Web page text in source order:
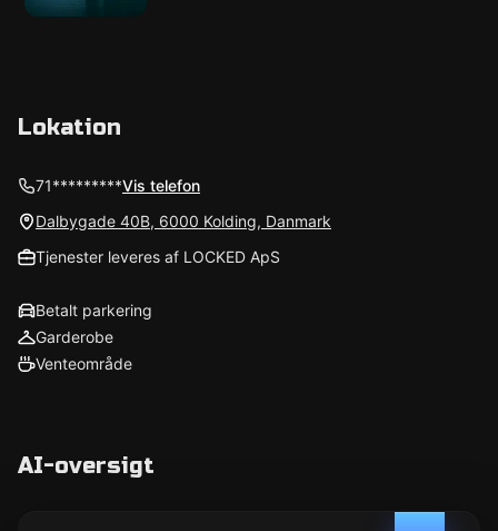
Lokation
71*********Vis telefon
Dalbygade 40B, 6000 Kolding, Danmark
Tjenester leveres af LOCKED ApS
Betalt parkering
Garderobe
Venteområde
AI-oversigt